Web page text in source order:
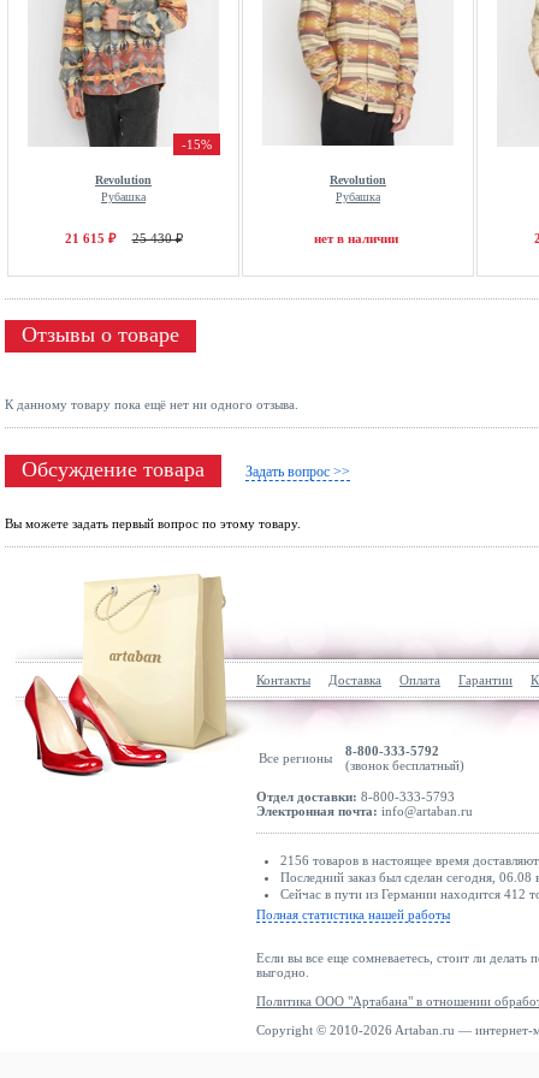
-15%
Revolution
Рубашка
21 615 ₽ 25 430 ₽
Revolution
Рубашка
нет в наличии
Отзывы о товаре
К данному товару пока ещё нет ни одного отзыва.
Обсуждение товара Задать вопрос >>
Вы можете задать первый вопрос по этому товару.
Контакты Доставка Оплата Гарантии
Все регионы
8-800-333-5792
(звонок бесплатный)
Отдел доставки: 8-800-333-5793
Электронная почта: info@artaban.ru
2156 товаров в настоящее время
Последний заказ был сделан сегодня,
Сейчас в пути из Германии находится 412
Полная статистика нашей работы
Если вы все еще сомневаетесь, стоит ли делать
выгодно.
Политика ООО "Артабана" в отношении
Copyright © 2010-2026 Artaban.ru — интернет-